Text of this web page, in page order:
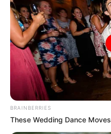
BRAINBERRIES
These Wedding Dance